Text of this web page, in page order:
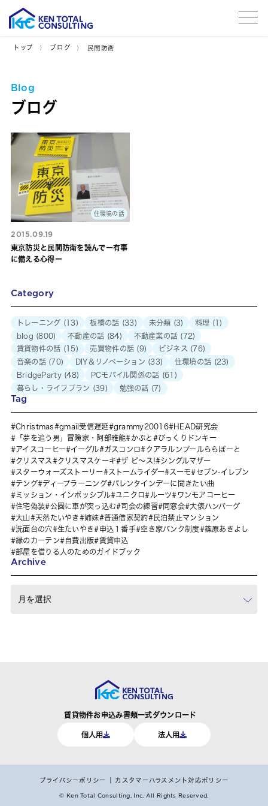
トップ ブログ 民間防衛
Blog
ブログ
住環境の話
2015.09.19
東京防災と民間防衛を読んでー有事
に備える心得ー
Category
トレーニング (13) 板橋の話 (33) 未分類 (3) 料理 (1)
blog (800) 不動産の話 (84) 不動産業の話 (72)
賃貸物件の話 (15) 売買物件の話 (9) ビジネス (76)
音楽の話(70) DIY＆リノベーション (33) 住環境の話 (23)
BridgeParty(48) PCモバイル関係の話 (61)
暮らし・ライフプラン (39) 勉強の話 (7)
Tag
Christmas gmail受信遅延 grammy20016
HEAD研究会
「夢を追う男」冒険家・阿部雅龍
かぶと
びっくりドンキー
アイスコーヒー
イーグル ガスコンロ
クアラルンプールららぽーと
クリスマス
クリスマスケーキ ザ ピ〜ス!
シングルマザー
スターウォーズストーリー
ストームライダー スーモ
セブン-イレブン
テング
ディープラーニング
バレンタインデーに聞きたい曲
ミッション・インポッシブル
ユニクロ ルーツ
ワンモアコーヒー
住宅偽装
公園に車が突っ込む 司会の練習 同窓会
大俵ハンバーグ
大山
天然たいやき 姉妹 普通借家契約
民泊禁止マンション
洗面台の穴
生たいやき 申込１番手 空き家バンク制度
篠原あきよし
緑のカーテン
自費出版
賃貸申込
部屋を借りる人のためのガイドブック
Archive
賃貸物件お申込み書類一式ダウンロード
個人用 法人用
プライバシーポリシー カスタマーハラスメント対応ポリシー
© Ken Total Consulting, Inc. All Rights Reserved.